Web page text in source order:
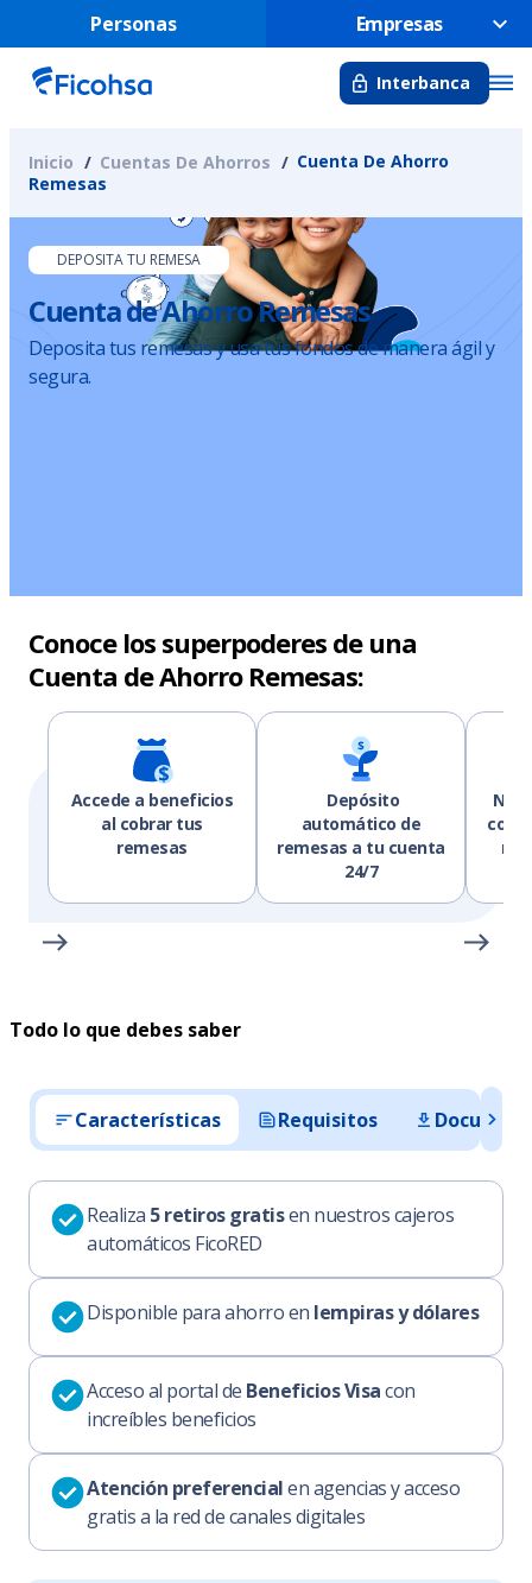
Personas Empresas
Interbanca
Inicio Cuentas De Ahorros
Cuenta De Ahorro
Remesas
DEPOSITA TU REMESA
Cuenta de Ahorro Remesas
Deposita tus remesas y usa tus fondos de manera ágil y
segura.
Conoce los superpoderes de una
Cuenta de Ahorro Remesas:
Accede a beneficios
al cobrar tus
remesas
Depósito
automático de
remesas a tu cuenta
24/7
Todo lo que debes saber
Características Requisitos
Realiza 5 retiros gratisen nuestros cajeros
automáticos FicoRED
Disponible para ahorro en lempiras y dólares
Acceso al portal de Beneficios Visacon
increíbles beneficios
Atención preferencialen agencias y acceso
gratis a la red de canales digitales